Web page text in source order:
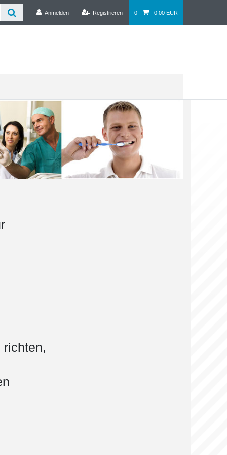
Anmelden Registrieren 0 0,00 EUR